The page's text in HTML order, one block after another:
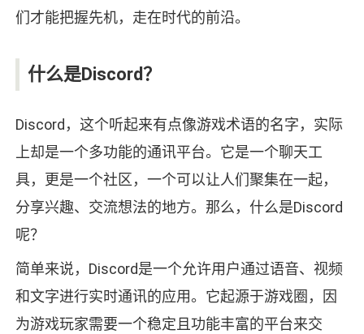
们才能把握先机，走在时代的前沿。
什么是Discord？
Discord，这个听起来有点像游戏术语的名字，实际
上却是一个多功能的通讯平台。它是一个聊天工
具，更是一个社区，一个可以让人们聚集在一起，
分享兴趣、交流想法的地方。那么，什么是Discord
呢？
简单来说，Discord是一个允许用户通过语音、视频
和文字进行实时通讯的应用。它起源于游戏圈，因
为游戏玩家需要一个稳定且功能丰富的平台来交